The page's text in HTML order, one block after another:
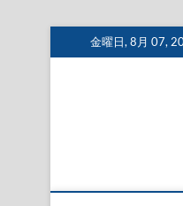
to
金曜日, 8月 07,